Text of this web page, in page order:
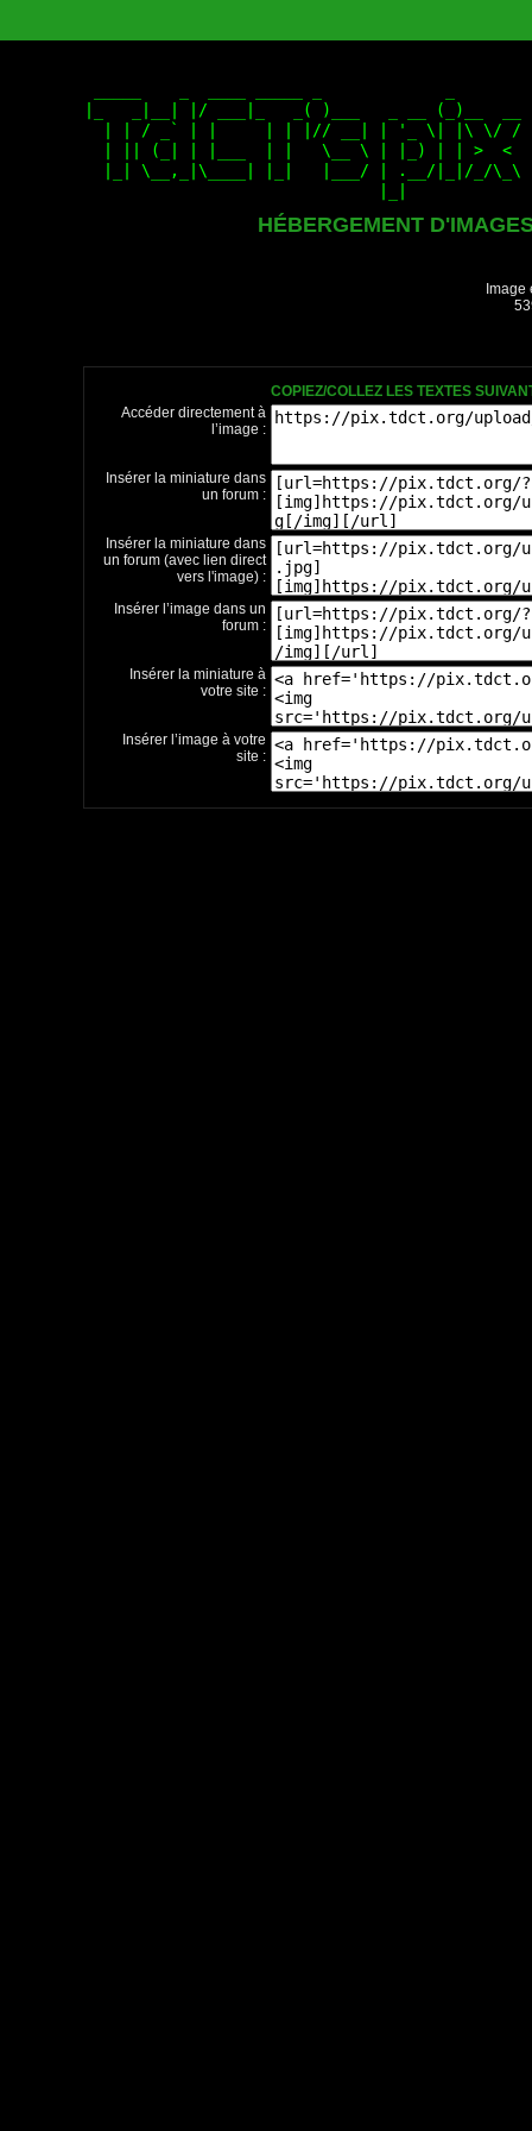
HÉBERGEMENT
COPIEZ/COLLEZ LES TEXTES
Accéder directement à
l’image :
Insérer la miniature dans
un forum :
Insérer la miniature dans
un forum (avec lien direct
vers l'image) :
Insérer l’image dans un
forum :
Insérer la miniature à
votre site :
Insérer l’image à votre
site :